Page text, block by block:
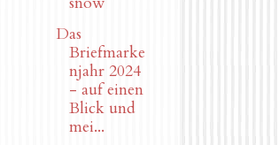
Das
Briefmarke
njahr 2024
- auf einen
Blick und
mei...